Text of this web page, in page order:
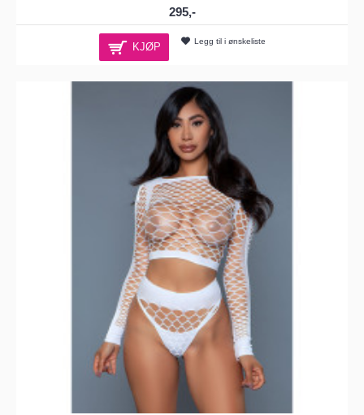
295,-
KJØP Legg til i ønskeliste